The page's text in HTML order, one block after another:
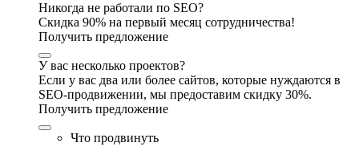
Никогда не работали по SEO?
Скидка 90% на первый месяц сотрудничества!
Получить предложение
У вас несколько проектов?
Если у вас два или более сайтов, которые нуждаются в
SEO-продвижении, мы предоставим скидку 30%.
Получить предложение
Что продвинуть